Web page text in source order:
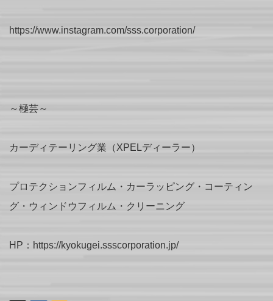
https://www.instagram.com/sss.corporation/
～極芸～
カーディテーリング業（XPELディーラー）
プロテクションフィルム・カーラッピング・コーティン
グ・ウィンドウフィルム・クリーニング
HP：https://kyokugei.ssscorporation.jp/